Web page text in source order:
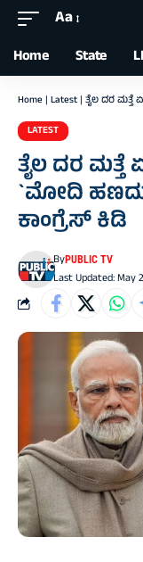
Font
Resizer
Aa
Home State
Home | Latest | ತೈಲ ದರ ಮತ್ತೆ
LATEST
ತೈಲ ದರ ಮತ್ತೆ
`ಮೋದಿ
ಕಾಂಗ್ರೆಸ್ ಕಿಡಿ
Last Updated: May
ByPUBLIC TV